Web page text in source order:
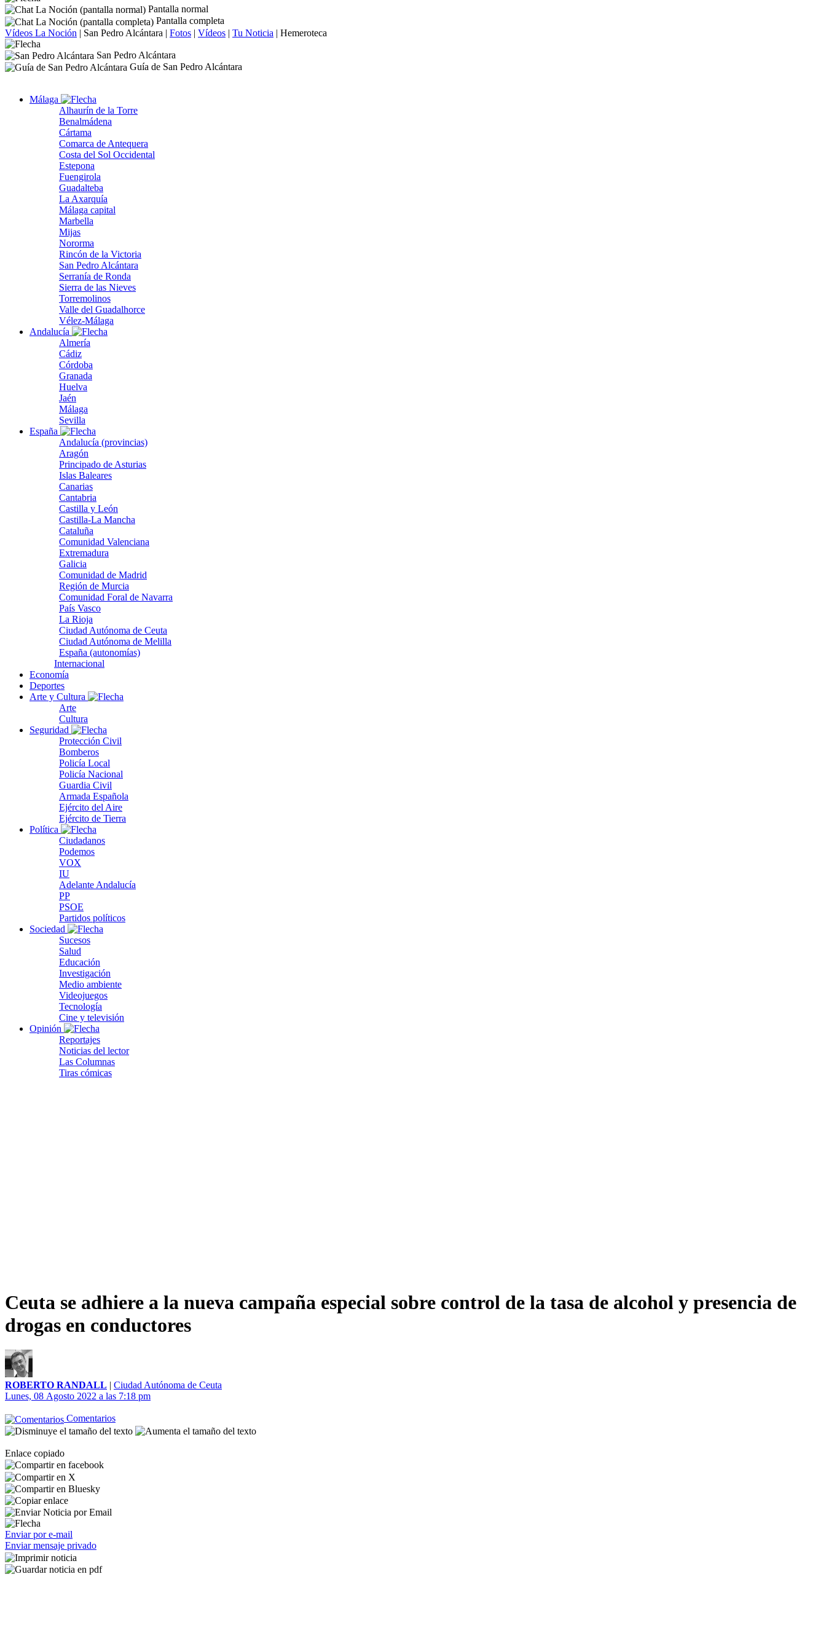
Pantalla normal
Pantalla completa
Vídeos La Noción | San Pedro Alcántara | Fotos | Vídeos | Tu Noticia | Hemeroteca
San Pedro Alcántara
Guía de San Pedro Alcántara
Málaga
Alhaurín de la Torre
Benalmádena
Cártama
Comarca de Antequera
Costa del Sol Occidental
Estepona
Fuengirola
Guadalteba
La Axarquía
Málaga capital
Marbella
Mijas
Nororma
Rincón de la Victoria
San Pedro Alcántara
Serranía de Ronda
Sierra de las Nieves
Torremolinos
Valle del Guadalhorce
Vélez-Málaga
Andalucía
Almería
Cádiz
Córdoba
Granada
Huelva
Jaén
Málaga
Sevilla
España
Andalucía (provincias)
Aragón
Principado de Asturias
Islas Baleares
Canarias
Cantabria
Castilla y León
Castilla-La Mancha
Cataluña
Comunidad Valenciana
Extremadura
Galicia
Comunidad de Madrid
Región de Murcia
Comunidad Foral de Navarra
País Vasco
La Rioja
Ciudad Autónoma de Ceuta
Ciudad Autónoma de Melilla
España (autonomías)
Internacional
Economía
Deportes
Arte y Cultura
Arte
Cultura
Seguridad
Protección Civil
Bomberos
Policía Local
Policía Nacional
Guardia Civil
Armada Española
Ejército del Aire
Ejército de Tierra
Política
Ciudadanos
Podemos
VOX
IU
Adelante Andalucía
PP
PSOE
Partidos políticos
Sociedad
Sucesos
Salud
Educación
Investigación
Medio ambiente
Videojuegos
Tecnología
Cine y televisión
Opinión
Reportajes
Noticias del lector
Las Columnas
Tiras cómicas
Ceuta se adhiere a la nueva campaña especial sobre control de la tasa de alcohol y presencia de
drogas en conductores
ROBERTO RANDALL | Ciudad Autónoma de Ceuta
Lunes, 08 Agosto 2022 a las 7:18 pm
Comentarios
Enlace copiado
Enviar por e-mail
Enviar mensaje privado